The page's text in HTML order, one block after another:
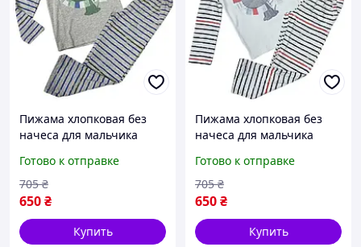
Пижама хлопковая без
начеса для мальчика
(7-8 лет), рост 122-128 см
серый
Готово к отправке
650₴
705 ₴
Купить
Пижама хлопковая без
начеса для мальчика
(7-8 лет), рост 122-128 см
белый
Готово к отправке
650₴
705 ₴
Купить